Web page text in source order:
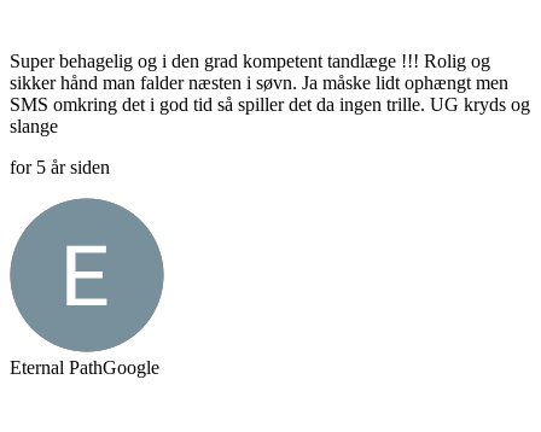
Super behagelig og i den grad kompetent tandlæge !!! Rolig og
sikker hånd man falder næsten i søvn. Ja måske lidt ophængt men
SMS omkring det i god tid så spiller det da ingen trille. UG kryds og
slange
for 5 år siden
Eternal PathGoogle